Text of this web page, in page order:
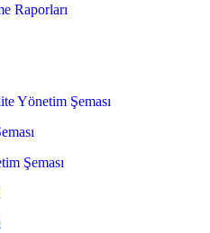
Raporları
Yönetim Şeması
Şeması